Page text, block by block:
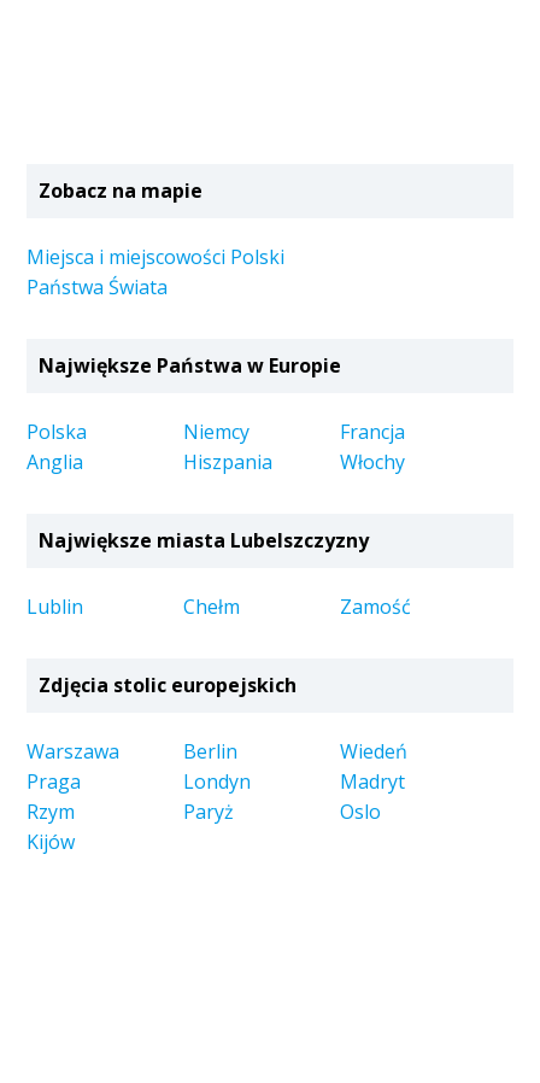
Zobacz na mapie
Miejsca i miejscowości Polski
Państwa Świata
Największe Państwa w Europie
Polska Niemcy
Francja
Anglia
Hiszpania Włochy
Największe miasta Lubelszczyzny
Lublin Chełm Zamość
Zdjęcia stolic europejskich
Warszawa Berlin
Wiedeń
Praga
Londyn
Madryt
Rzym
Paryż
Oslo
Kijów